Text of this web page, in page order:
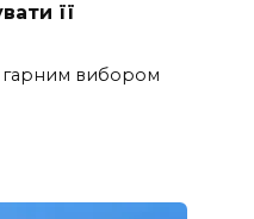
її
гарним вибором